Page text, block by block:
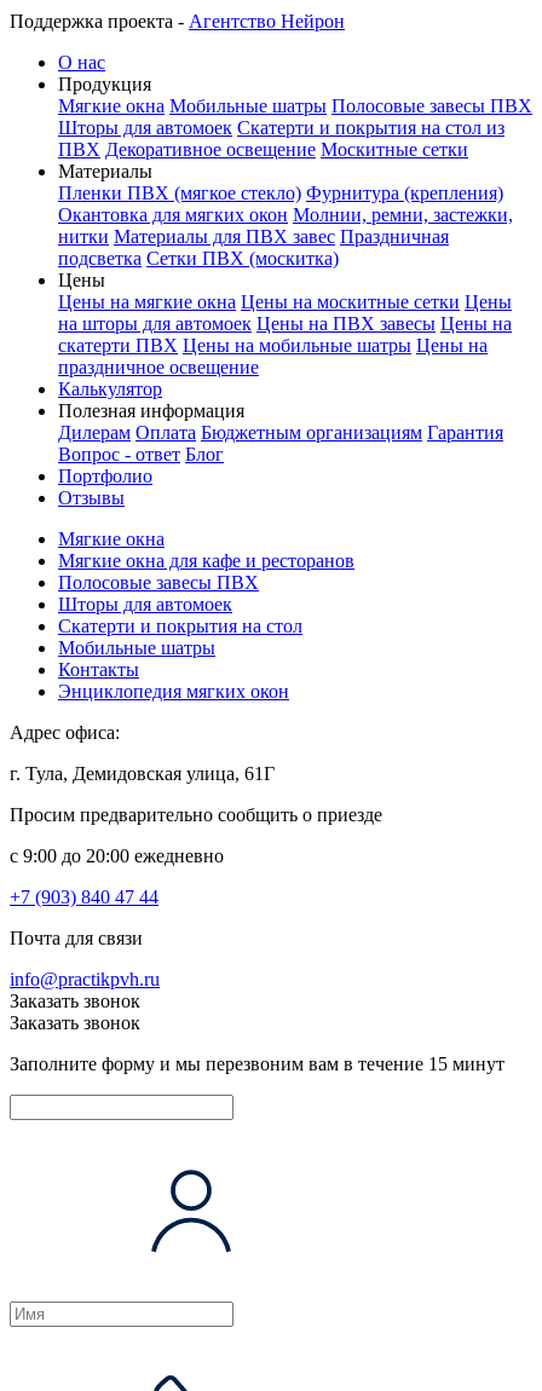
Поддержка проекта - Агентство Нейрон
О нас
Продукция
Мягкие окна Мобильные шатры Полосовые завесы ПВХ
Шторы для автомоек Скатерти и покрытия на стол из
ПВХ Декоративное освещение Москитные сетки
Материалы
Пленки ПВХ (мягкое стекло) Фурнитура (крепления)
Окантовка для мягких окон Молнии, ремни, застежки,
нитки Материалы для ПВХ завес Праздничная
подсветка Сетки ПВХ (москитка)
Цены
Цены на мягкие окна Цены на москитные сетки Цены
на шторы для автомоек Цены на ПВХ завесы Цены на
скатерти ПВХ Цены на мобильные шатры Цены на
праздничное освещение
Калькулятор
Полезная информация
Дилерам Оплата Бюджетным организациям Гарантия
Вопрос - ответ Блог
Портфолио
Отзывы
Мягкие окна
Мягкие окна для кафе и ресторанов
Полосовые завесы ПВХ
Шторы для автомоек
Скатерти и покрытия на стол
Мобильные шатры
Контакты
Энциклопедия мягких окон
Адрес офиса:
г. Тула, Демидовская улица, 61Г
Просим предварительно сообщить о приезде
c 9:00 до 20:00 ежедневно
+7 (903) 840 47 44
Почта для связи
info@practikpvh.ru
Заказать звонок
Заказать звонок
Заполните форму и мы перезвоним вам в течение 15 минут